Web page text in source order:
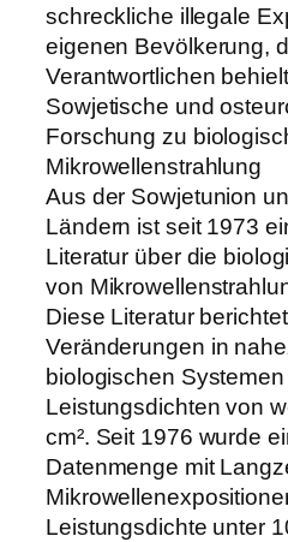
schreckliche illegale
eigenen Bevölkerung,
Verantwortlichen
Sowjetische und
Forschung zu
Mikrowellenstrahlung
Aus der Sowjetunion
Ländern ist seit 1973
Literatur über die
von
Diese Literatur
Veränderungen in
biologischen
Leistungsdichten von
cm². Seit 1976 wurde
Datenmenge mit
Leistungsdichte unter